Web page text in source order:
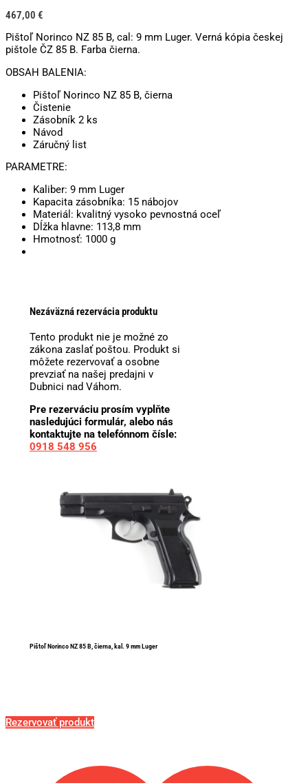
467,00 €
Pištoľ Norinco NZ 85 B, cal: 9 mm Luger. Verná kópia českej
pištole ČZ 85 B. Farba čierna.
OBSAH BALENIA:
Pištoľ Norinco NZ 85 B, čierna
Čistenie
Zásobník 2 ks
Návod
Záručný list
PARAMETRE:
Kaliber: 9 mm Luger
Kapacita zásobníka: 15 nábojov
Materiál: kvalitný vysoko pevnostná oceľ
Dĺžka hlavne: 113,8 mm
Hmotnosť: 1000 g
Nezáväzná rezervácia produktu
Tento produkt nie je možné zo
zákona zaslať poštou. Produkt si
môžete rezervovať a osobne
prevziať na našej predajni v
Dubnici nad Váhom.
Pre rezerváciu prosím vyplňte
nasledujúci formulár, alebo nás
kontaktujte na telefónnom čísle:
0918 548 956
Pištoľ Norinco NZ 85 B, čierna, kal. 9 mm Luger
Rezervovať produkt